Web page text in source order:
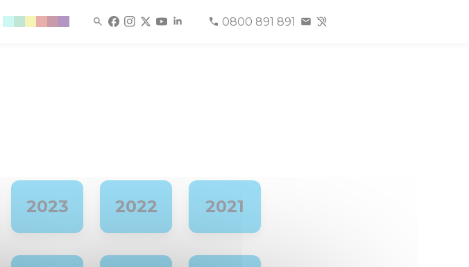
0800 891 891
2023 2022 2021